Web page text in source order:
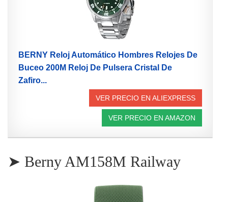
BERNY Reloj Automático Hombres Relojes De
Buceo 200M Reloj De Pulsera Cristal De
Zafiro...
VER PRECIO EN ALIEXPRESS
VER PRECIO EN AMAZON
➤ Berny AM158M Railway